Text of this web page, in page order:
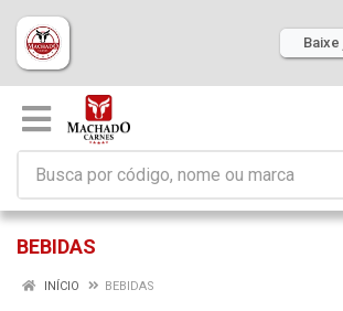
BEBIDAS
INÍCIO BEBIDAS